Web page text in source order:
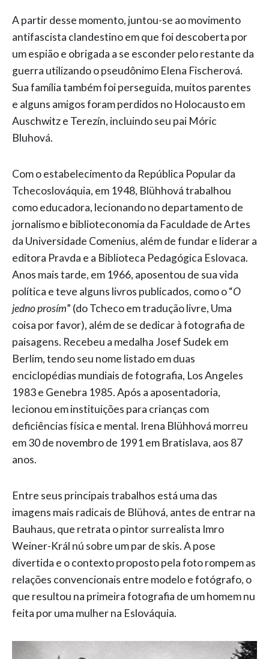
A partir desse momento, juntou-se ao movimento
antifascista clandestino em que foi descoberta por
um espião e obrigada a se esconder pelo restante da
guerra utilizando o pseudônimo Elena Fischerová.
Sua família também foi perseguida, muitos parentes
e alguns amigos foram perdidos no Holocausto em
Auschwitz e Terezín, incluindo seu pai Móric
Bluhová.
Com o estabelecimento da República Popular da
Tchecoslováquia, em 1948, Blühhová trabalhou
como educadora, lecionando no departamento de
jornalismo e biblioteconomia da Faculdade de Artes
da Universidade Comenius, além de fundar e liderar a
editora Pravda e a Biblioteca Pedagógica Eslovaca.
Anos mais tarde, em 1966, aposentou de sua vida
política e teve alguns livros publicados, como o “O
jedno prosím” (do Tcheco em tradução livre, Uma
coisa por favor), além de se dedicar à fotografia de
paisagens. Recebeu a medalha Josef Sudek em
Berlim, tendo seu nome listado em duas
enciclopédias mundiais de fotografia, Los Angeles
1983 e Genebra 1985. Após a aposentadoria,
lecionou em instituições para crianças com
deficiências física e mental. Irena Blühhová morreu
em 30 de novembro de 1991 em Bratislava, aos 87
anos.
Entre seus principais trabalhos está uma das
imagens mais radicais de Blühová, antes de entrar na
Bauhaus, que retrata o pintor surrealista Imro
Weiner-Král nú sobre um par de skis. A pose
divertida e o contexto proposto pela foto rompem as
relações convencionais entre modelo e fotógrafo, o
que resultou na primeira fotografia de um homem nu
feita por uma mulher na Eslováquia.